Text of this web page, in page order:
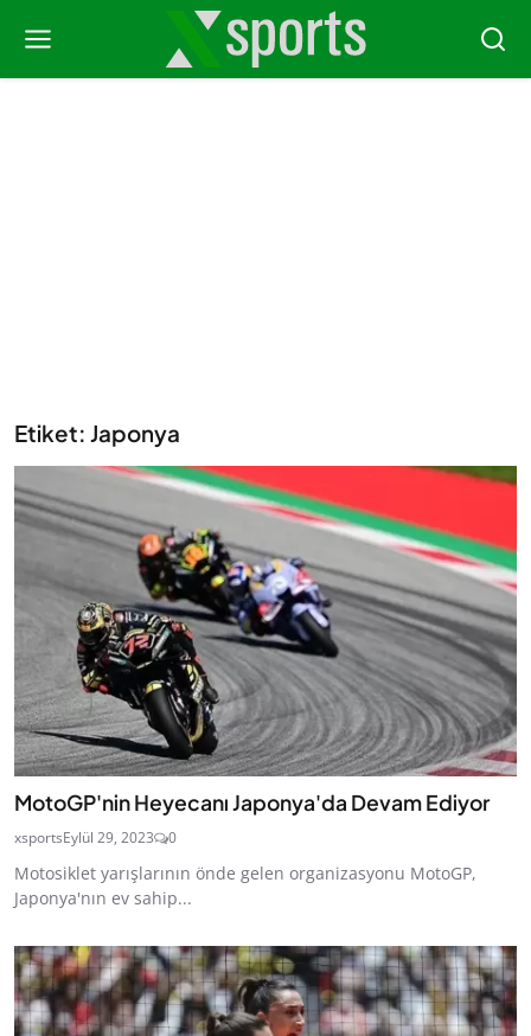
Etiket: Japonya
MotoGP'nin Heyecanı Japonya'da Devam Ediyor
xsportsEylül 29, 2023 0
Motosiklet yarışlarının önde gelen organizasyonu MotoGP,
Japonya'nın ev sahip...